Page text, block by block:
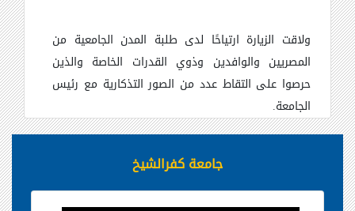
ولاقت الزيارة ارتياحًا لدى طلبة المدن الجامعية من
المصريين والوافدين وذوي القدرات الخاصة والذين
حرصوا على التقاط عدد من الصور التذكارية مع رئيس
الجامعة.
جامعة كفرالشيخ